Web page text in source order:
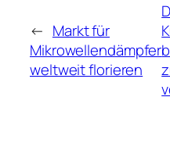
← Markt für
Mikrowellendämpfer
weltweit florieren